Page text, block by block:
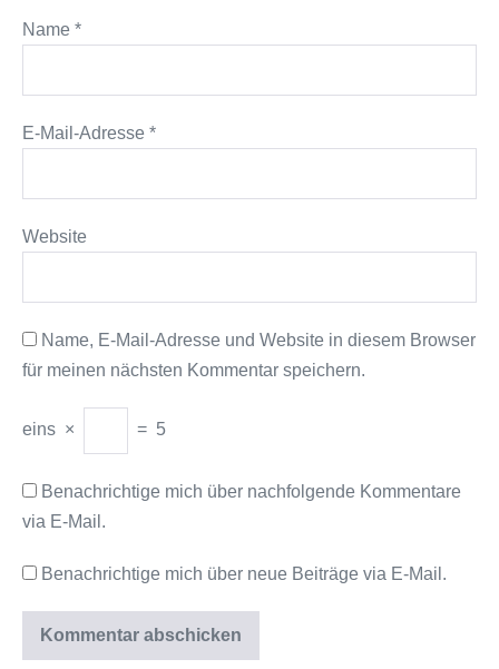
Name *
E-Mail-Adresse *
Website
Name, E-Mail-Adresse und Website in diesem Browser
für meinen nächsten Kommentar speichern.
eins × = 5
Benachrichtige mich über nachfolgende Kommentare
via E-Mail.
Benachrichtige mich über neue Beiträge via E-Mail.